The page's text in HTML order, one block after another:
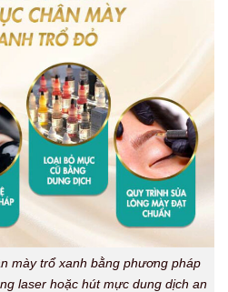
mày trổ xanh bằng phương pháp
laser hoặc hút mực dung dịch an